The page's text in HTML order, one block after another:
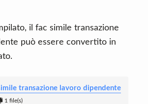
il fac simile transazione
può essere convertito in
transazione lavoro dipendente
1 file(s)